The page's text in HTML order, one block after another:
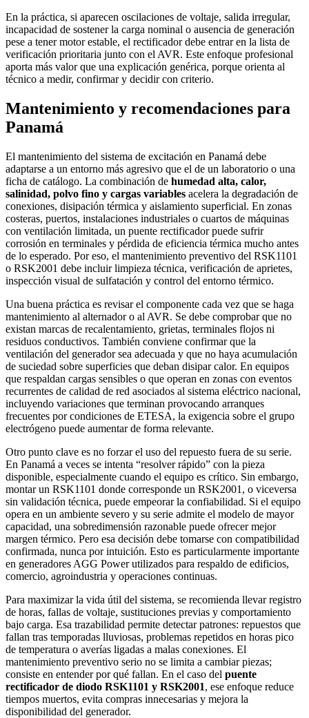
En la práctica, si aparecen oscilaciones de voltaje, salida irregular,
incapacidad de sostener la carga nominal o ausencia de generación
pese a tener motor estable, el rectificador debe entrar en la lista de
verificación prioritaria junto con el AVR. Este enfoque profesional
aporta más valor que una explicación genérica, porque orienta al
técnico a medir, confirmar y decidir con criterio.
Mantenimiento y recomendaciones para
Panamá
El mantenimiento del sistema de excitación en Panamá debe
adaptarse a un entorno más agresivo que el de un laboratorio o una
ficha de catálogo. La combinación de humedad alta, calor,
salinidad, polvo fino y cargas variables acelera la degradación de
conexiones, disipación térmica y aislamiento superficial. En zonas
costeras, puertos, instalaciones industriales o cuartos de máquinas
con ventilación limitada, un puente rectificador puede sufrir
corrosión en terminales y pérdida de eficiencia térmica mucho antes
de lo esperado. Por eso, el mantenimiento preventivo del RSK1101
o RSK2001 debe incluir limpieza técnica, verificación de aprietes,
inspección visual de sulfatación y control del entorno térmico.
Una buena práctica es revisar el componente cada vez que se haga
mantenimiento al alternador o al AVR. Se debe comprobar que no
existan marcas de recalentamiento, grietas, terminales flojos ni
residuos conductivos. También conviene confirmar que la
ventilación del generador sea adecuada y que no haya acumulación
de suciedad sobre superficies que deban disipar calor. En equipos
que respaldan cargas sensibles o que operan en zonas con eventos
recurrentes de calidad de red asociados al sistema eléctrico nacional,
incluyendo variaciones que terminan provocando arranques
frecuentes por condiciones de ETESA, la exigencia sobre el grupo
electrógeno puede aumentar de forma relevante.
Otro punto clave es no forzar el uso del repuesto fuera de su serie.
En Panamá a veces se intenta “resolver rápido” con la pieza
disponible, especialmente cuando el equipo es crítico. Sin embargo,
montar un RSK1101 donde corresponde un RSK2001, o viceversa
sin validación técnica, puede empeorar la confiabilidad. Si el equipo
opera en un ambiente severo y su serie admite el modelo de mayor
capacidad, una sobredimensión razonable puede ofrecer mejor
margen térmico. Pero esa decisión debe tomarse con compatibilidad
confirmada, nunca por intuición. Esto es particularmente importante
en generadores AGG Power utilizados para respaldo de edificios,
comercio, agroindustria y operaciones continuas.
Para maximizar la vida útil del sistema, se recomienda llevar registro
de horas, fallas de voltaje, sustituciones previas y comportamiento
bajo carga. Esa trazabilidad permite detectar patrones: repuestos que
fallan tras temporadas lluviosas, problemas repetidos en horas pico
de temperatura o averías ligadas a malas conexiones. El
mantenimiento preventivo serio no se limita a cambiar piezas;
consiste en entender por qué fallan. En el caso del puente
rectificador de diodo RSK1101 y RSK2001, ese enfoque reduce
tiempos muertos, evita compras innecesarias y mejora la
disponibilidad del generador.